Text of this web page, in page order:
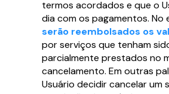
termos acordados e que o
dia com os pagamentos. No
serão reembolsados os
por serviços que tenham
parcialmente prestados no
cancelamento. Em outras
Usuário decidir cancelar um